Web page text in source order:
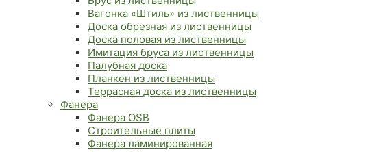
Вагонка «Штиль» из лиственницы
Доска обрезная из лиственницы
Доска половая из лиственницы
Имитация бруса из лиственницы
Палубная доска
Планкен из лиственницы
Террасная доска из лиственницы
Фанера
Фанера OSB
Строительные плиты
Фанера ламинированная